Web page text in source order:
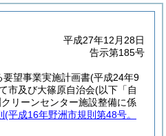
平成27年12月28日
告示第185号
望事業実施計画書(平成24年9
市及び大篠原自治会(以下「自
リーンセンター施設整備に係
(平成16年野洲市規則第48号。